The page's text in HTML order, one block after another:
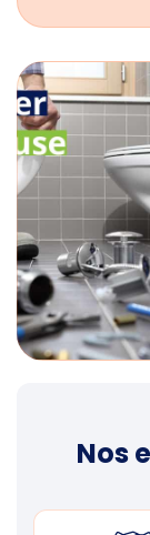
Nos